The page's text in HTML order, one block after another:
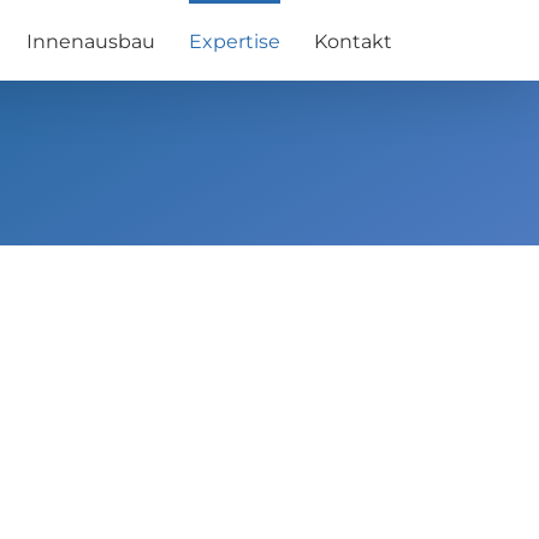
Innenausbau Expertise Kontakt